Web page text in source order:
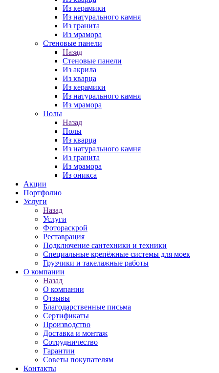
Из керамики
Из натурального камня
Из гранита
Из мрамора
Стеновые панели
Назад
Стеновые панели
Из акрила
Из кварца
Из керамики
Из натурального камня
Из мрамора
Полы
Назад
Полы
Из кварца
Из натурального камня
Из гранита
Из мрамора
Из оникса
Акции
Портфолио
Услуги
Назад
Услуги
Фотораскрой
Реставрация
Подключение сантехники и техники
Специальные крепёжные системы для моек
Грузчики и такелажные работы
О компании
Назад
О компании
Отзывы
Благодарственные письма
Сертификаты
Производство
Доставка и монтаж
Сотрудничество
Гарантии
Советы покупателям
Контакты